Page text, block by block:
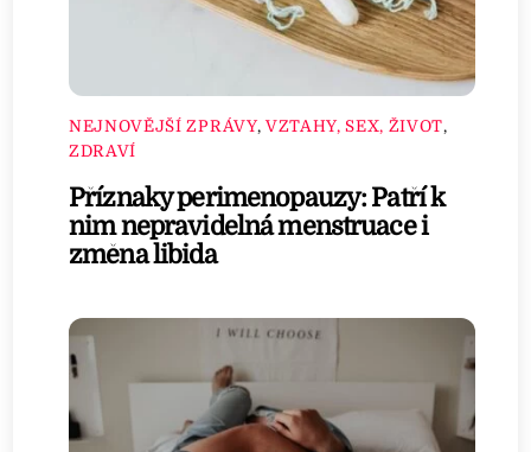
NEJNOVĚJŠÍ ZPRÁVY, VZTAHY, SEX, ŽIVOT,
ZDRAVÍ
Příznaky perimenopauzy: Patří k
nim nepravidelná menstruace i
změna libida